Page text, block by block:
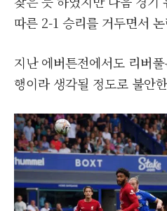
따른 2-1 승리를 거두면서
지난 에버튼전에서도 리버
행이라 생각될 정도로 불안